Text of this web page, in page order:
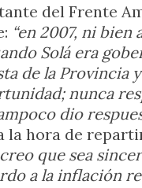
del Frente
“en 2007, ni bien
Solá era
de la Provincia
nunca
dio
la hora de
que sea
a la inflación